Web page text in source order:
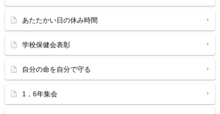
あたたかい日の休み時間
学校保健会表彰
自分の命を自分で守る
1，6年集会